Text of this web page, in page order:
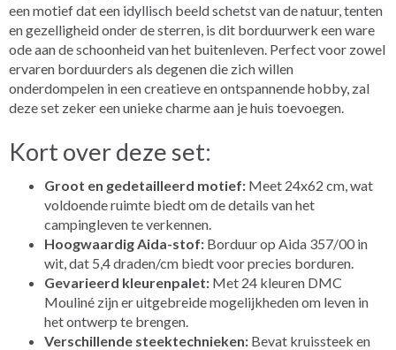
een motief dat een idyllisch beeld schetst van de natuur, tenten
en gezelligheid onder de sterren, is dit borduurwerk een ware
ode aan de schoonheid van het buitenleven. Perfect voor zowel
ervaren borduurders als degenen die zich willen
onderdompelen in een creatieve en ontspannende hobby, zal
deze set zeker een unieke charme aan je huis toevoegen.
Kort over deze set:
Groot en gedetailleerd motief: Meet 24x62 cm, wat
voldoende ruimte biedt om de details van het
campingleven te verkennen.
Hoogwaardig Aida-stof: Borduur op Aida 357/00 in
wit, dat 5,4 draden/cm biedt voor precies borduren.
Gevarieerd kleurenpalet: Met 24 kleuren DMC
Mouliné zijn er uitgebreide mogelijkheden om leven in
het ontwerp te brengen.
Verschillende steektechnieken: Bevat kruissteek en